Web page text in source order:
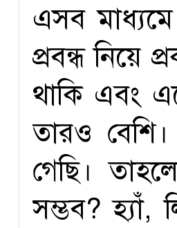
এসব
প্রবন্ধ নিয়ে
থাকি এবং
তারও
গেছি।
সম্ভব? হ্যাঁ,